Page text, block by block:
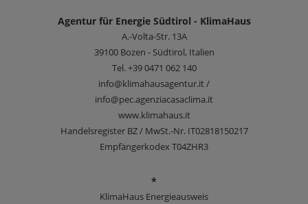
Agentur für Energie Südtirol - KlimaHaus
A.-Volta-Str. 13A
39100 Bozen - Südtirol, Italien
Tel.+39 0471 062 140
info@klimahausagentur.it /
info@pec.agenziacasaclima.it
www.klimahaus.it
Handelsregister BZ / MwSt.-Nr. IT02818150217
Empfängerkodex T04ZHR3
*
KlimaHaus Energieausweis